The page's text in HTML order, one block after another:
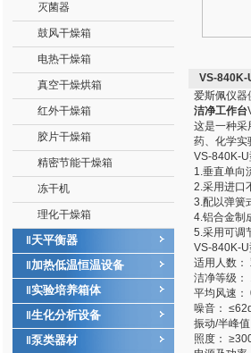
灭菌器
鼓风干燥箱
电热干燥箱
真空干燥烘箱
红外干燥箱
胶片干燥箱
精密节能干燥箱
冻干机
理化干燥箱
天平衡器
加热低温恒温设备
实验培养箱体
生化分析设备
泵类器材
VS-840K-
爱斯佩仪器
洁净工作台
这是一种采
药、化学实
VS-840K-
1.垂直单向
2.采用进口
3.配以弹簧
4.铝合金制
5.采用可调
VS-840K-
适用人数
洁净等级：
平均风速
噪音：
振动/半峰
照度：